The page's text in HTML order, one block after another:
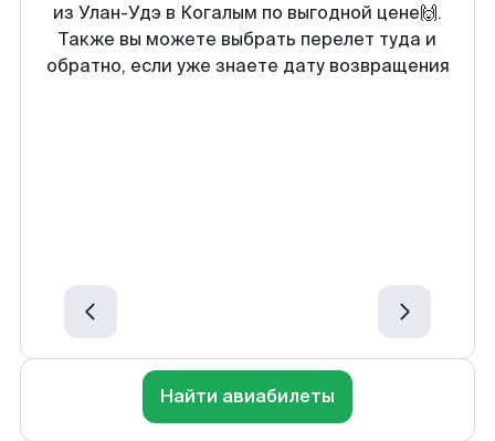
из Улан-Удэ в Когалым по выгодной цене🙌.
Также вы можете выбрать перелет туда и
обратно, если уже знаете дату возвращения
Найти авиабилеты